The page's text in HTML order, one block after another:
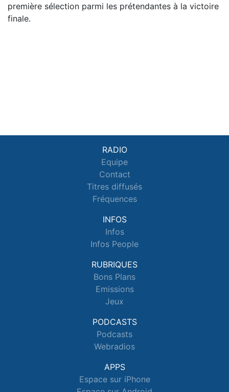
première sélection parmi les prétendantes à la victoire
finale.
RADIO
Equipe
Contact
Titres diffusés
Fréquences
INFOS
Infos
Infos People
RUBRIQUES
Bons Plans
Emissions
Jeux
PODCASTS
Podcasts
Webradios
APPS
Espace sur iPhone